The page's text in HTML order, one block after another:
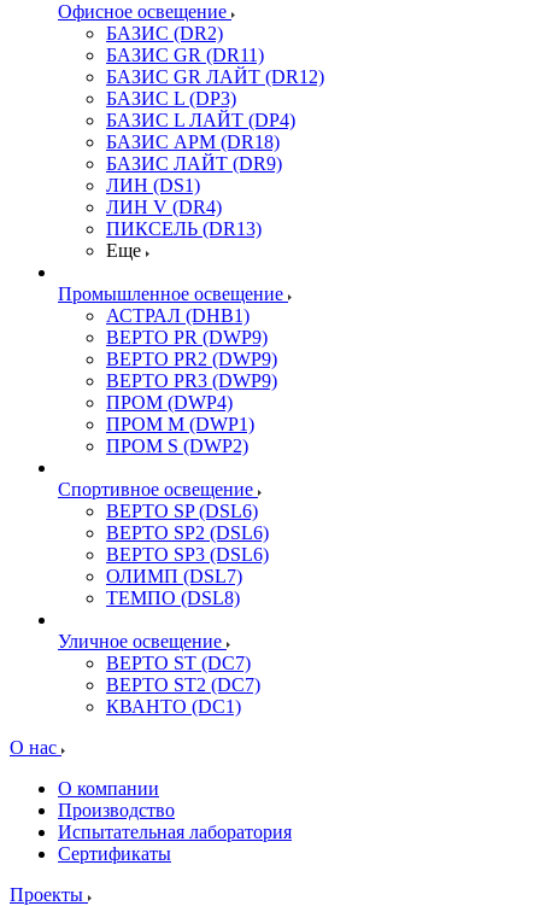
Офисное освещение
БАЗИС (DR2)
БАЗИС GR (DR11)
БАЗИС GR ЛАЙТ (DR12)
БАЗИС L (DP3)
БАЗИС L ЛАЙТ (DP4)
БАЗИС АРМ (DR18)
БАЗИС ЛАЙТ (DR9)
ЛИН (DS1)
ЛИН V (DR4)
ПИКСЕЛЬ (DR13)
Еще
Промышленное освещение
АСТРАЛ (DHB1)
ВЕРТО PR (DWP9)
ВЕРТО PR2 (DWP9)
ВЕРТО PR3 (DWP9)
ПРОМ (DWP4)
ПРОМ M (DWP1)
ПРОМ S (DWP2)
Спортивное освещение
ВЕРТО SP (DSL6)
ВЕРТО SP2 (DSL6)
ВЕРТО SP3 (DSL6)
ОЛИМП (DSL7)
ТЕМПО (DSL8)
Уличное освещение
ВЕРТО ST (DC7)
ВЕРТО ST2 (DC7)
КВАНТО (DC1)
О нас
О компании
Производство
Испытательная лаборатория
Сертификаты
Проекты